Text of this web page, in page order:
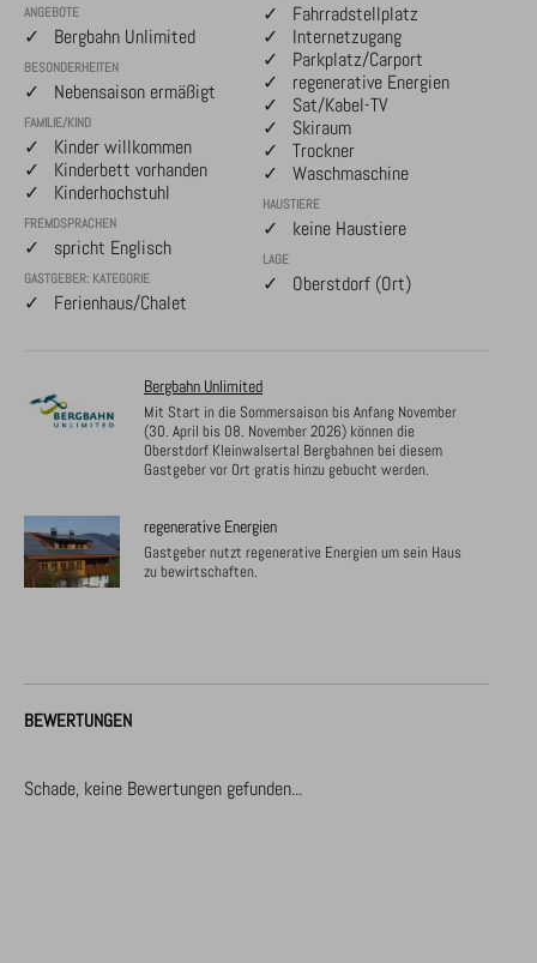
ANGEBOTE
✓ Bergbahn Unlimited
BESONDERHEITEN
✓ Nebensaison ermäßigt
FAMILIE/KIND
✓ Kinder willkommen
✓ Kinderbett vorhanden
✓ Kinderhochstuhl
FREMDSPRACHEN
✓ spricht Englisch
GASTGEBER: KATEGORIE
✓ Ferienhaus/Chalet
✓ Fahrradstellplatz
✓ Internetzugang
✓ Parkplatz/Carport
✓ regenerative Energien
✓ Sat/Kabel-TV
✓ Skiraum
✓ Trockner
✓ Waschmaschine
HAUSTIERE
✓ keine Haustiere
LAGE
✓ Oberstdorf (Ort)
Bergbahn Unlimited
Mit Start in die Sommersaison bis Anfang November
(30. April bis 08. November 2026) können die
Oberstdorf Kleinwalsertal Bergbahnen bei diesem
Gastgeber vor Ort gratis hinzu gebucht werden.
regenerative Energien
Gastgeber nutzt regenerative Energien um sein Haus
zu bewirtschaften.
BEWERTUNGEN
Schade, keine Bewertungen gefunden...